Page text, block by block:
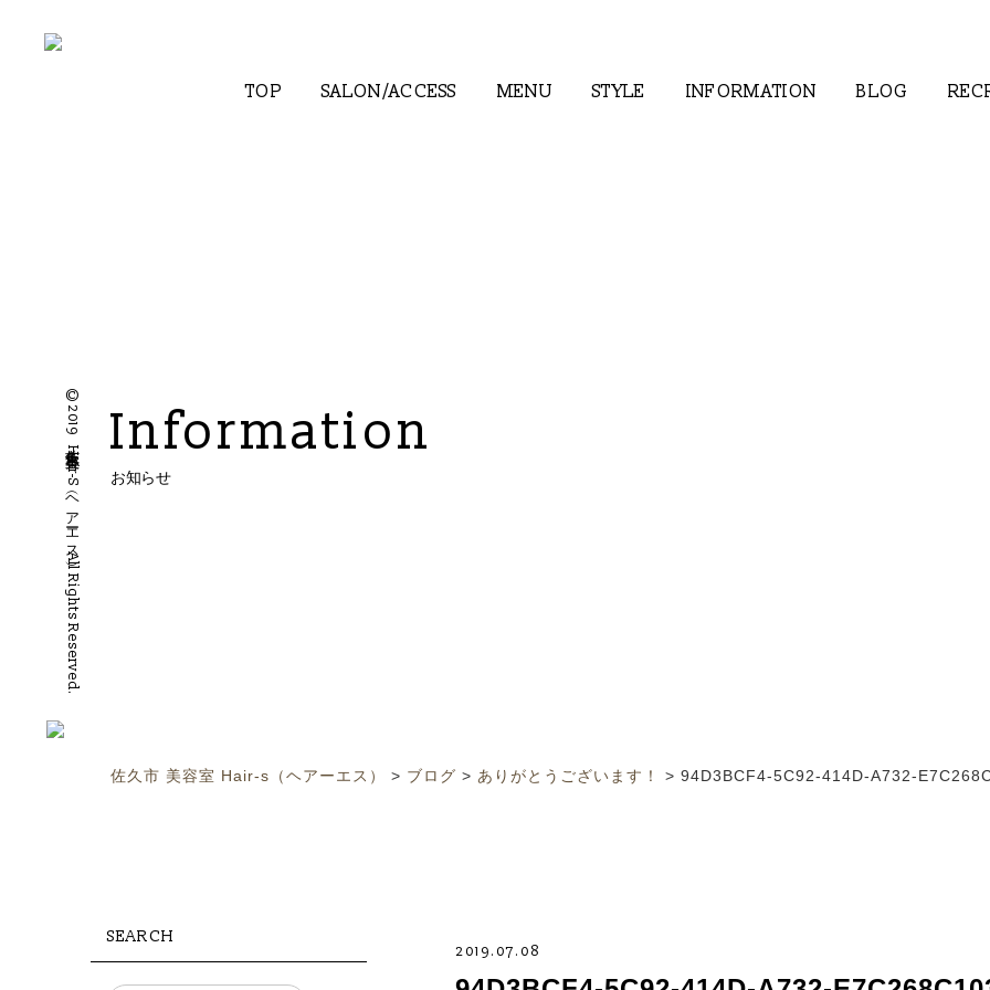
TOP SALON/ACCESS MENU STYLE INFORMATION BLOG
©2019 佐久市 美容室 Hair-S（ヘアーエス）All Rights Reserved. Information
お知らせ
佐久市 美容室 Hair-s（ヘアーエス） > ブログ > ありがとうございます！ > 94D3BCF4-5C92-414D-A732-
2019.07.08
SEARCH